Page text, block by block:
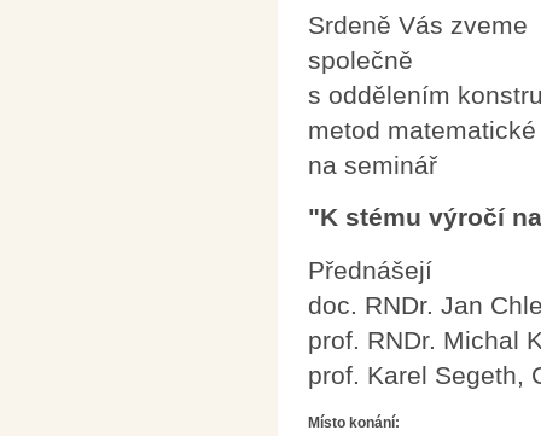
Srdeně Vás zveme
společně
s oddělením
metod
na seminář
"K stému výročí
Přednášejí
doc. RNDr. Jan
prof. RNDr. Michal
prof. Karel Segeth,
Místo konání: